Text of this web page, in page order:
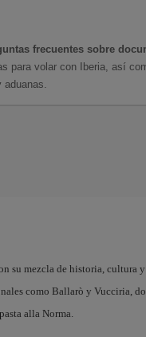
frecuentes sobre
para volar con Iberia, así
aduanas.
su mezcla de historia, cultura
como Ballarò y Vucciria,
alla Norma.